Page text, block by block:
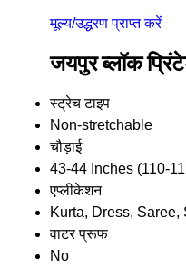
मूल्य/उद्धरण प्राप्त करें
जयपुर ब्लॉक
स्ट्रेच टाइप
Non-stretchable
चौड़ाई
43-44 Inches (110-
एप्लीकेशन
Kurta, Dress, Saree,
वाटर प्रूफ
No